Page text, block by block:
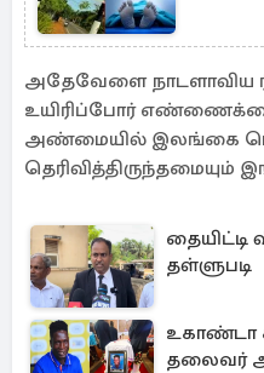
அதேவேளை நாடளாவிய
உயிரிப்போர்
அண்மையில் இலங்கை
தெரிவித்திருந்தமையும்
தையிட்டி
தள்ளுபடி
உகாண்டா
தலைவர்